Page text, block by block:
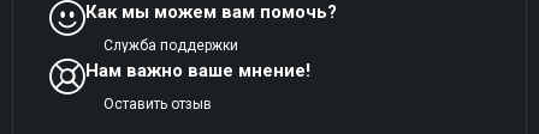
Как мы можем вам помочь?
Служба поддержки
Нам важно ваше мнение!
Оставить отзыв